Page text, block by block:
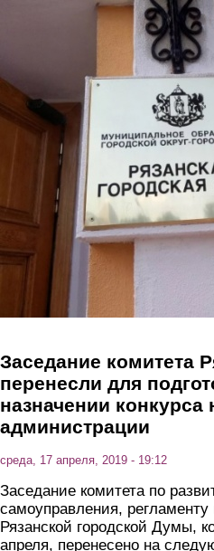
Перейти к основному содержанию
Заседание комитета
перенесли для
назначении
администрации
среда, 17 апреля, 2019 - 19:12
Заседание комитета по
самоуправления, регламенту
Рязанской городской Думы,
апреля, перенесено на